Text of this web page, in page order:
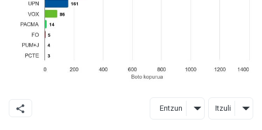
Entzun Itzuli